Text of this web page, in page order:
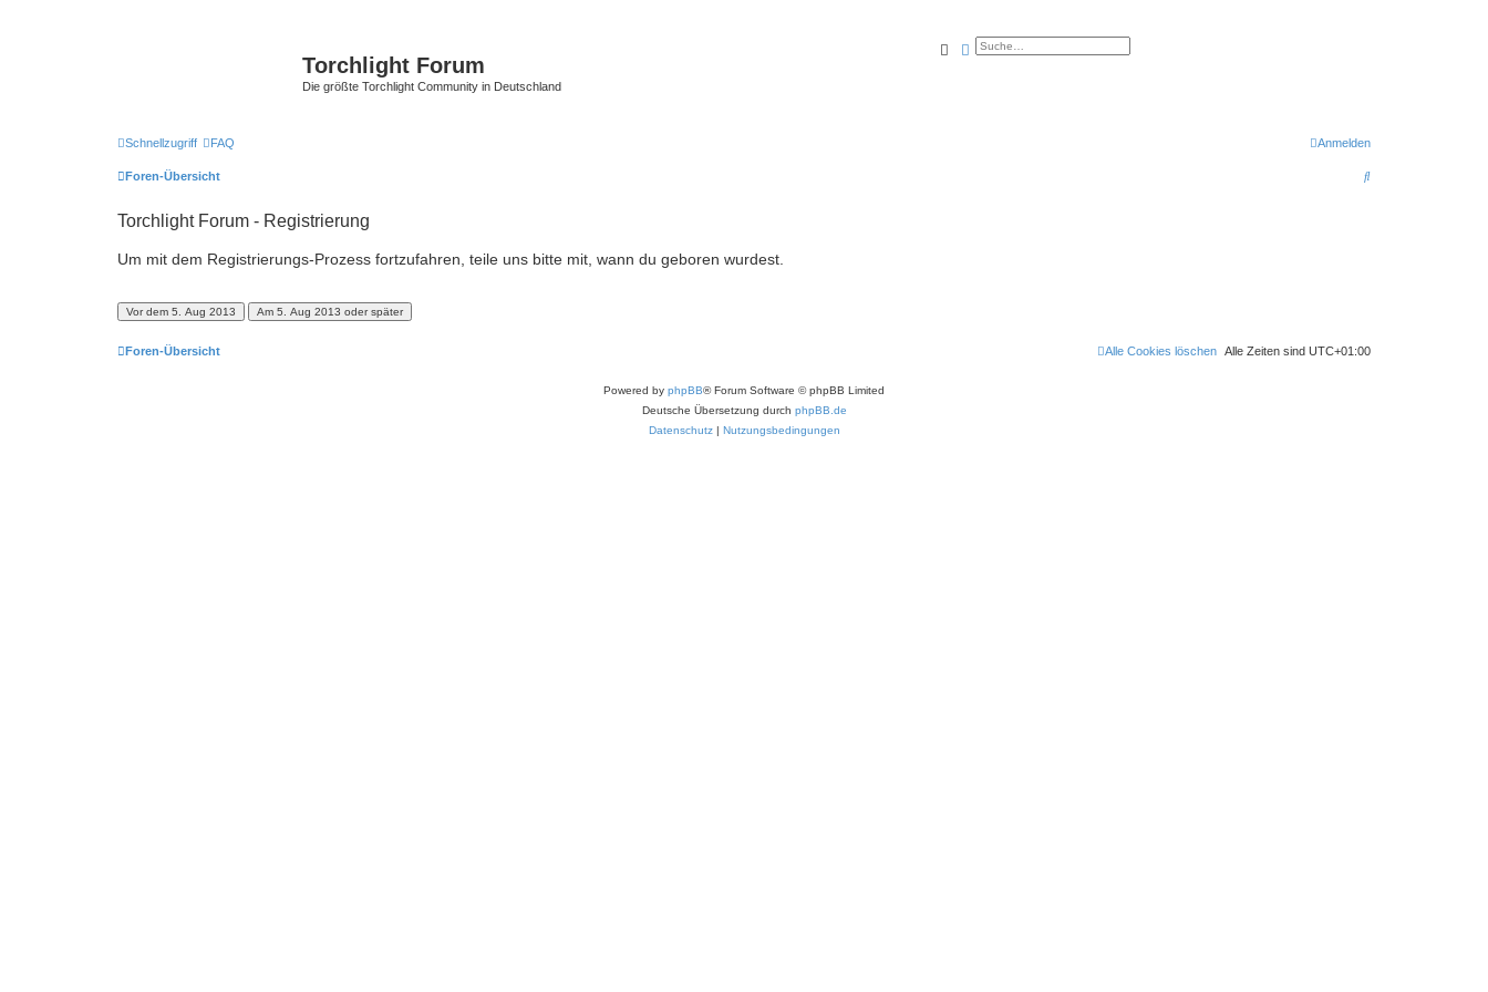
Torchlight Forum
Die größte Torchlight Community in Deutschland
SucheErweiterte Suche
Schnellzugriff FAQ Anmelden
Foren-Übersicht
S
Torchlight Forum - Registrierung
Um mit dem Registrierungs-Prozess fortzufahren, teile uns bitte mit, wann du geboren wurdest.
Foren-Übersicht Alle Zeiten sind UTC+01:00
Alle Cookies löschen
Powered by phpBB® Forum Software © phpBB Limited
Deutsche Übersetzung durch phpBB.de
Datenschutz| Nutzungsbedingungen